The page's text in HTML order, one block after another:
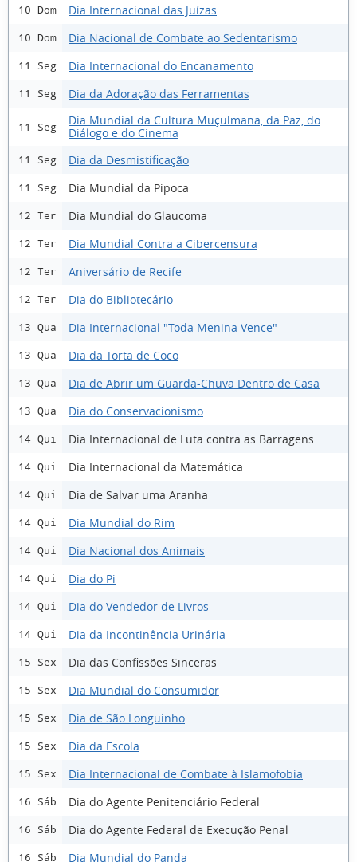
10 Dom Dia Internacional das Juízas
10 Dom Dia Nacional de Combate ao Sedentarismo
11 Seg Dia Internacional do Encanamento
11 Seg Dia da Adoração das Ferramentas
11 Seg
Dia Mundial da Cultura Muçulmana, da Paz, do
Diálogo e do Cinema
11 Seg Dia da Desmistificação
11 Seg Dia Mundial da Pipoca
12 Ter Dia Mundial do Glaucoma
12 Ter Dia Mundial Contra a Cibercensura
12 Ter Aniversário de Recife
12 Ter Dia do Bibliotecário
13 Qua Dia Internacional "Toda Menina Vence"
13 Qua Dia da Torta de Coco
13 Qua Dia de Abrir um Guarda-Chuva Dentro de Casa
13 Qua Dia do Conservacionismo
14 Qui Dia Internacional de Luta contra as Barragens
14 Qui Dia Internacional da Matemática
14 Qui Dia de Salvar uma Aranha
14 Qui Dia Mundial do Rim
14 Qui Dia Nacional dos Animais
14 Qui Dia do Pi
14 Qui Dia do Vendedor de Livros
14 Qui Dia da Incontinência Urinária
15 Sex Dia das Confissões Sinceras
15 Sex Dia Mundial do Consumidor
15 Sex Dia de São Longuinho
15 Sex Dia da Escola
15 Sex Dia Internacional de Combate à Islamofobia
16 Sáb Dia do Agente Penitenciário Federal
16 Sáb Dia do Agente Federal de Execução Penal
16 Sáb Dia Mundial do Panda